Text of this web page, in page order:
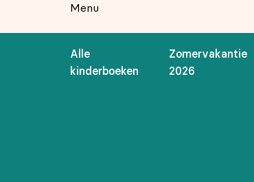
Menu
Alle
kinderboeken
Zomervakantie
2026
Aanmelden